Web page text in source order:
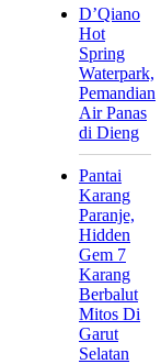
D’Qiano
Hot
Spring
Waterpark,
Pemandian
Air Panas
di Dieng
Pantai
Karang
Paranje,
Hidden
Gem 7
Karang
Berbalut
Mitos Di
Garut
Selatan